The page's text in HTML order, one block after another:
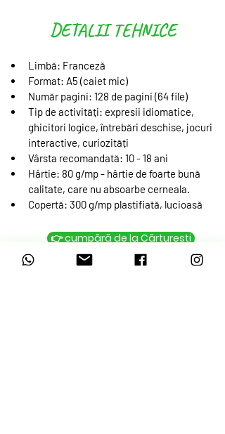
DETALII TEHNICE
Limbă: Franceză
Format: A5 (caiet mic)
Număr pagini: 128 de pagini (64 file)
Tip de activități: expresii idiomatice,
ghicitori logice, întrebări deschise, jocuri
interactive, curiozități
Vârsta recomandată: 10 - 18 ani
Hârtie: 80 g/mp - hârtie de foarte bună
calitate, care nu absoarbe cerneala.
Copertă: 300 g/mp plastifiată, lucioasă
​👉 cumpără de la Cărturești